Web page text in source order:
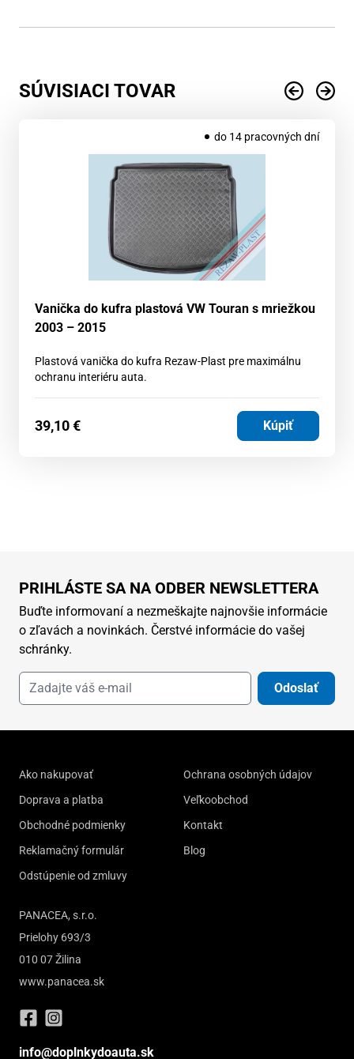
SÚVISIACI TOVAR
do 14 pracovných dní
Vanička do kufra plastová VW Touran s mriežkou
2003 – 2015
Plastová vanička do kufra Rezaw-Plast pre maximálnu
ochranu interiéru auta.
39,10€ Kúpiť
PRIHLÁSTE SA NA ODBER NEWSLETTERA
Buďte informovaní a nezmeškajte najnovšie informácie
o zľavách a novinkách. Čerstvé informácie do vašej
schránky.
Odoslať
Ako nakupovať
Doprava a platba
Obchodné podmienky
Reklamačný formulár
Odstúpenie od zmluvy
Ochrana osobných údajov
Veľkoobchod
Kontakt
Blog
PANACEA, s.r.o.
Prielohy 693/3
010 07 Žilina
www.panacea.sk
info@doplnkydoauta.sk